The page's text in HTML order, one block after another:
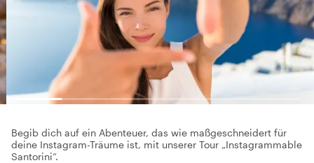
Begib dich auf ein Abenteuer, das wie maßgeschneidert für
deine Instagram-Träume ist, mit unserer Tour „Instagrammable
Santorini“.